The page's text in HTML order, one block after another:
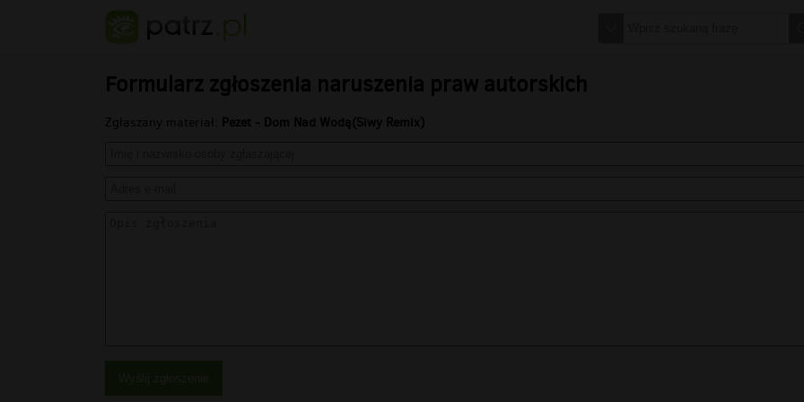
Formularz zgłoszenia naruszenia praw autorskich
Zgłaszany materiał: Pezet - Dom Nad Wodą(Siwy Remix)